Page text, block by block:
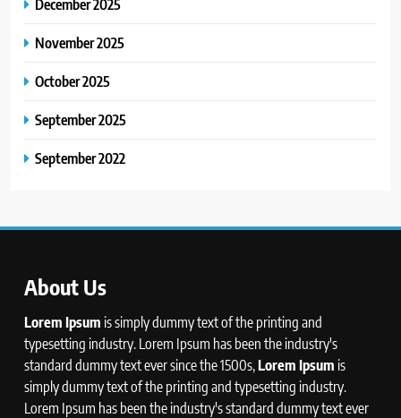
December 2025
November 2025
October 2025
September 2025
September 2022
About Us
Lorem Ipsum is simply dummy text of the printing and
typesetting industry. Lorem Ipsum has been the industry's
standard dummy text ever since the 1500s,Lorem Ipsum is
simply dummy text of the printing and typesetting industry.
Lorem Ipsum has been the industry's standard dummy text ever